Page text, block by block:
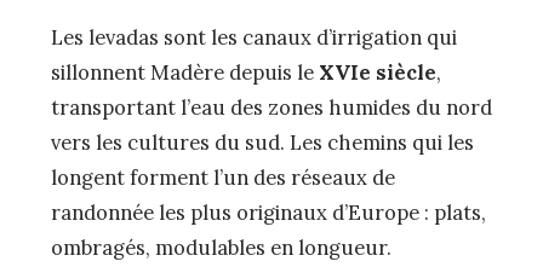
Les levadas sont les canaux d’irrigation qui
sillonnent Madère depuis le XVIe siècle,
transportant l’eau des zones humides du nord
vers les cultures du sud. Les chemins qui les
longent forment l’un des réseaux de
randonnée les plus originaux d’Europe : plats,
ombragés, modulables en longueur.